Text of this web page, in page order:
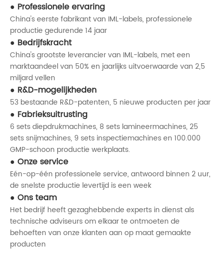
Professionele ervaring
China's eerste fabrikant van IML-labels, professionele
productie gedurende 14 jaar
Bedrijfskracht
China's grootste leverancier van IML-labels, met een
marktaandeel van 50% en jaarlijks uitvoerwaarde van 2,5
miljard vellen
R&D-mogelijkheden
53 bestaande R&D-patenten, 5 nieuwe producten per jaar
Fabrieksuitrusting
6 sets diepdrukmachines, 8 sets lamineermachines, 25
sets snijmachines, 9 sets inspectiemachines en 100.000
GMP-schoon productie werkplaats.
Onze service
Eén-op-één professionele service, antwoord binnen 2 uur,
de snelste productie levertijd is een week
Ons team
Het bedrijf heeft gezaghebbende experts in dienst als
technische adviseurs om elkaar te ontmoeten de
behoeften van onze klanten aan op maat gemaakte
producten